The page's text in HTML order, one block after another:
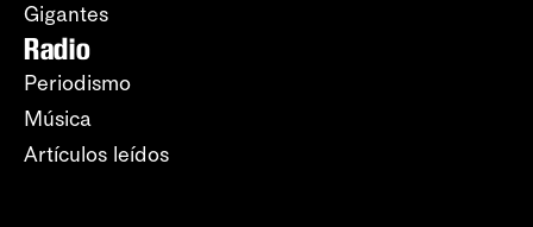
Gigantes
Radio
Periodismo
Música
Artículos leídos